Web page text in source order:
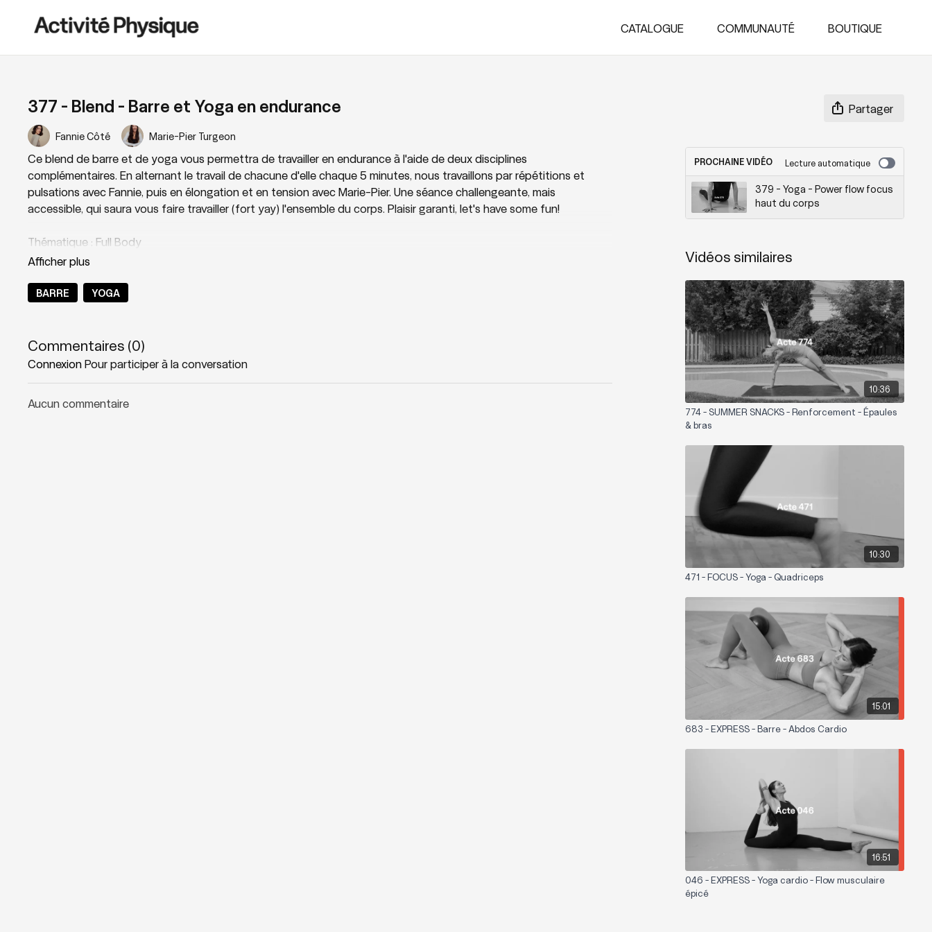
CATALOGUE COMMUNAUTÉ BOUTIQUE
377 - Blend - Barre et Yoga en endurance Partager
Fannie Côté Marie-Pier Turgeon
Ce blend de barre et de yoga vous permettra de travailler en endurance à l'aide de deux disciplines
complémentaires. En alternant le travail de chacune d'elle chaque 5 minutes, nous travaillons par répétitions et
pulsations avec Fannie, puis en élongation et en tension avec Marie-Pier. Une séance challengeante, mais
accessible, qui saura vous faire travailler (fort yay) l'ensemble du corps. Plaisir garanti, let's have some fun!
Thématique : Full Body
Niveau : 2
Zones sollicitées : Jambes, fesses, core, épaules.
BARRE YOGA
Commentaires (0)
Connexion Pour participer à la conversation
Aucun commentaire
PROCHAINE VIDÉO Lecture automatique
379 - Yoga - Power flow focus
haut du corps
Vidéos similaires
10:36
774 - SUMMER SNACKS - Renforcement - Épaules
& bras
10:30
471 - FOCUS - Yoga - Quadriceps
15:01
683 - EXPRESS - Barre - Abdos Cardio
16:51
046 - EXPRESS - Yoga cardio - Flow musculaire
épicé